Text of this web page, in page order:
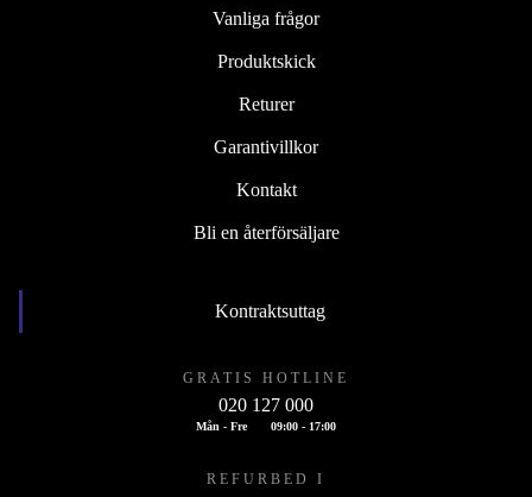
Vanliga frågor
Produktskick
Returer
Garantivillkor
Kontakt
Bli en återförsäljare
Kontraktsuttag
GRATIS HOTLINE
020 127 000
Mån - Fre 09:00 - 17:00
REFURBED I